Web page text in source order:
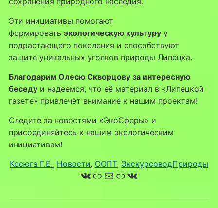
Эти инициативы помогают
формировать экологическую культуруу
подрастающего поколения и способствуют
защите уникальных уголков природы Липецка.
Благодарим Олесю Скворцову за интересную
беседуи надеемся, что её материал в «Липецкой
газете» привлечёт внимание к нашим проектам!
Следите за новостями «ЭкоСферы» и
присоединяйтесь к нашим экологическим
инициативам!
Косюга Г.Е., Новости, ООПТ, ЭкскурсоводПрироды
ВКонтакте
Ссылка
Почта
Ссылка
ВКонтакте